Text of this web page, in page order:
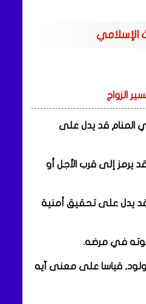
الإسلامي
الزواج
المنام قد يدل على
يرمز إلى قرب الأجل أو
قد يدل على تحقيق أمنية
موته في مرضه.
قياسا على معنى آيه